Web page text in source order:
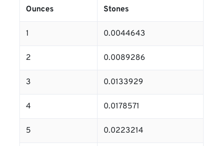
Ounces Stones
1 0.0044643
2 0.0089286
3 0.0133929
4 0.0178571
5 0.0223214